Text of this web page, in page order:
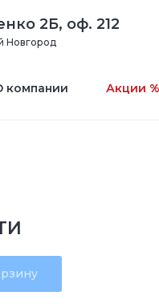
2Б, оф. 212
Новгород
компании Акции %